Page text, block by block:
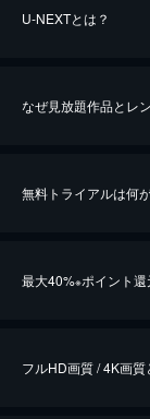
U-NEXTとは？
なぜ見放題作品とレ
無料トライアルは何
最大40%※ポイント還
フルHD画質 / 4K画質